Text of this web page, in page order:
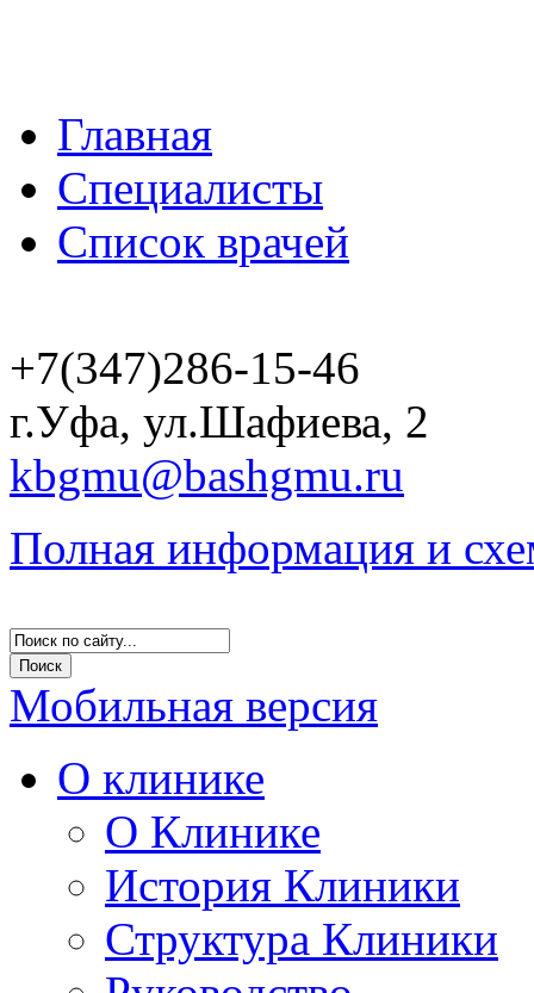
Главная
Специалисты
Список врачей
+7(347)286-15-46
г.Уфа, ул.Шафиева, 2
kbgmu@bashgmu.ru
Полная информация и
Мобильная версия
О клинике
О Клинике
История Клиники
Структура Клиники